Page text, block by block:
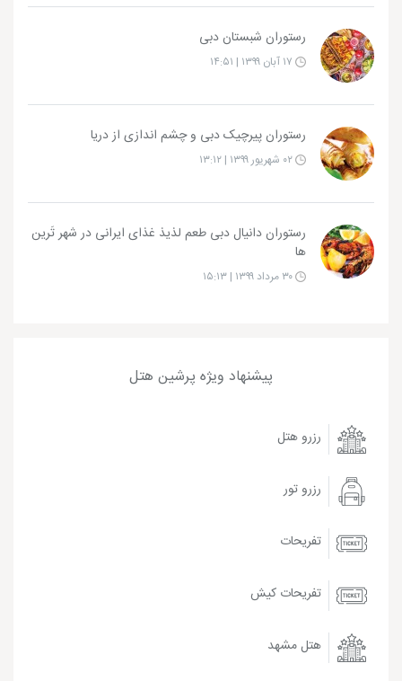
رستوران شبستان دبی
رستوران پیرچیک دبی و چشم اندازی از دریا
رستوران دانیال دبی طعم لذیذ غذای ایرانی در شهر تَرین
ها
پیشنهاد ویژه پرشین هتل
رزرو هتل
رزرو تور
تفریحات
تفریحات کیش
هتل مشهد